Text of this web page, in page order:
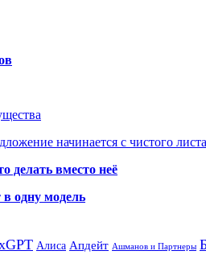
начинается с чистого листа
делать вместо неё
одну модель
Алиса Апдейт Ашманов и Партнеры